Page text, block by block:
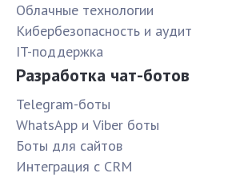
Облачные технологии
Кибербезопасность и аудит
IT-поддержка
Разработка чат-ботов
Telegram-боты
WhatsApp и Viber боты
Боты для сайтов
Интеграция с CRM